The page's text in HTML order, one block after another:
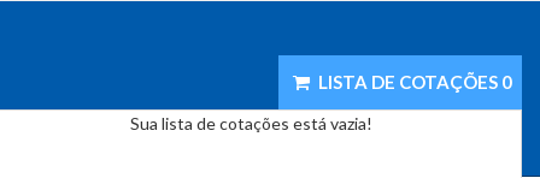
LISTA DE COTAÇÕES 0
Sua lista de cotações está vazia!